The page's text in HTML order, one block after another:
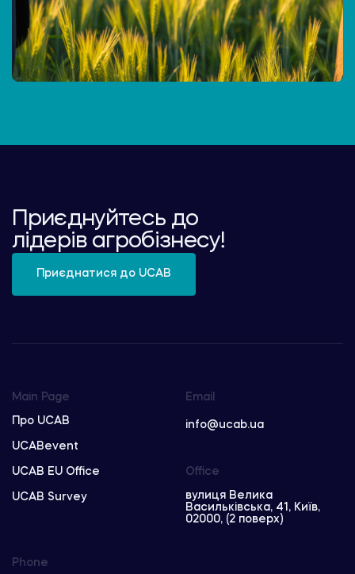
Приєднуйтесь до
лідерів агробізнесу!
Приєднатися до UCAB
Main Page
Про UCAB
UCABevent
UCAB EU Office
UCAB Survey
Email
info@ucab.ua
Phone
Office
вулиця Велика
Васильківська, 41, Київ,
02000, (2 поверх)